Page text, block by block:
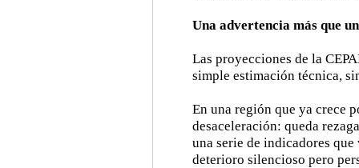
Una advertencia más que
Las proyecciones de la
simple estimación técnica,
En una región que ya crece
desaceleración: queda
una serie de indicadores
deterioro silencioso pero